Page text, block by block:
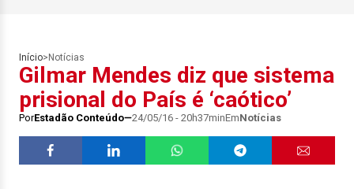
Início> Notícias
Gilmar Mendes diz que sistema
prisional do País é ‘caótico’
PorEstadão Conteúdo 24/05/16 - 20h37minEmNotícias